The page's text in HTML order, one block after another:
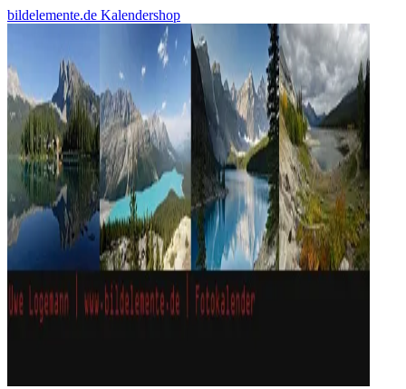
bildelemente.de Kalendershop